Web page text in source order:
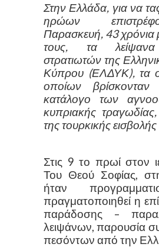
Στην Ελλάδα, για να
ηρώων
Παρασκευή, 43 χρόνια
τους, τα λείψανα
στρατιωτών της
Κύπρου (ΕΛΔΥΚ), τα
οποίων
κατάλογο των
κυπριακής
της τουρκικής
Στις 9 το πρωί στον
Του Θεού Σοφίας,
ήταν
πραγματοποιηθεί η
παράδοσης –
λειψάνων, παρουσία
πεσόντων από την